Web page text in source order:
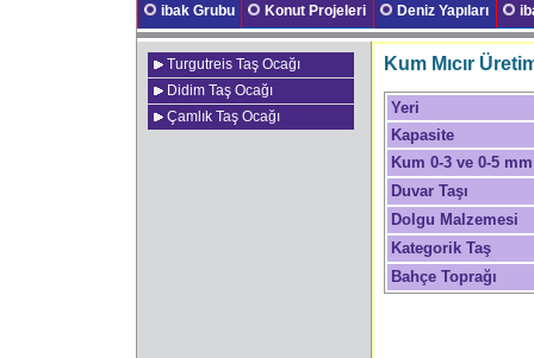
ibak Grubu Konut Projeleri Deniz Yapıları
Turgutreis Taş Ocağı
Didim Taş Ocağı
Çamlık Taş Ocağı
Kum Mıcır
Yeri
Kapasite
Kum 0-3 ve 0-5 mm
Duvar Taşı
Dolgu Malzemesi
Kategorik Taş
Bahçe Toprağı